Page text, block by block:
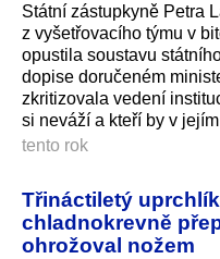
Státní zástupkyně Petra
z vyšetřovacího týmu v
opustila soustavu
dopise doručeném
zkritizovala vedení
si neváží a kteří by v
tento rok
Třináctiletý
chladnokrevně
ohrožoval nožem